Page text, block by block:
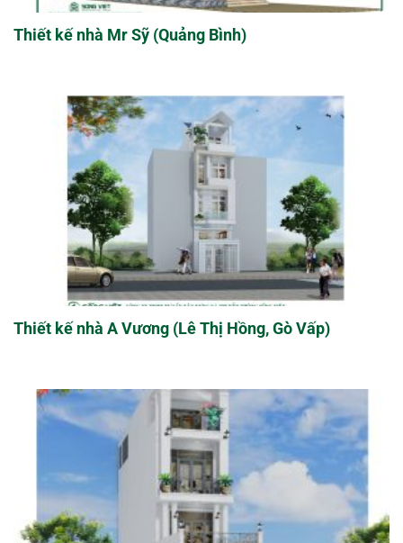
Thiết kế nhà Mr Sỹ (Quảng Bình)
Thiết kế nhà A Vương (Lê Thị Hồng, Gò Vấp)